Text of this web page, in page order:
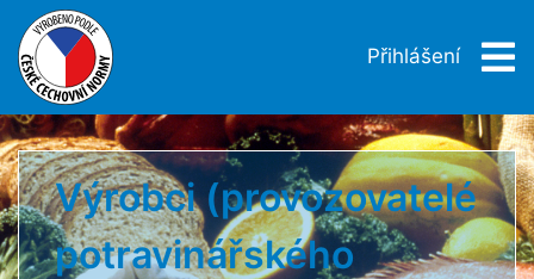
Přihlášení
Výrobci (provozovatelé
potravinářského